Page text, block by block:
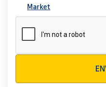
Market